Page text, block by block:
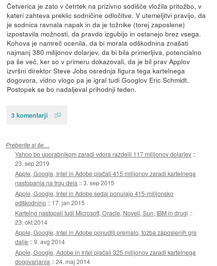
Četverica je zato v četrtek na prizivno sodišče vložila pritožbo, v
kateri zahteva preklic sodničine odločitve. V utemeljitvi pravijo, da
je sodnica ravnala napak in da je tožnike (torej zaposlene)
izpostavila možnosti, da pravdo izgubijo in ostanejo brez vsega.
Kohova je namreč ocenila, da bi morala odškodnina znašati
najmanj 380 milijonov dolarjev, da bi bila primerljiva, potencialno
pa še več, ker so v primeru dokazovali, da je bil prav Applov
izvršni direktor Steve Jobs osrednja figura tega kartelnega
dogovora, vidno vlogo pa je igral tudi Googlov Eric Schmidt.
Postopek se bo nadaljeval prihodnji teden.
3 komentarji
Preberite si še…
Yahoo bo uporabnikom zaradi vdora razdelil 117 milijonov dolarjev ::
23. sep 2019
Apple, Google, Intel in Adobe plačali 415 milijonov zaradi kartelnega
nastopanja na trgu dela ::3. sep 2015
Apple, Google, Intel in Adobe sedaj ponujajo 415-milijonsko
odškodnino :: 17. jan 2015
Kartelno nastopali tudi Microsoft, Oracle, Novell, Sun, IBM in drugi ::
23. okt 2014
Apple, Google, Intel in Adobe ponudili premalo, tožba zaposlenih gre
dalje ::9. avg 2014
Apple, Google, Adobe in Intel plačali 325 milijonov zaradi kartelnega
dogovarjanja ::24. maj 2014